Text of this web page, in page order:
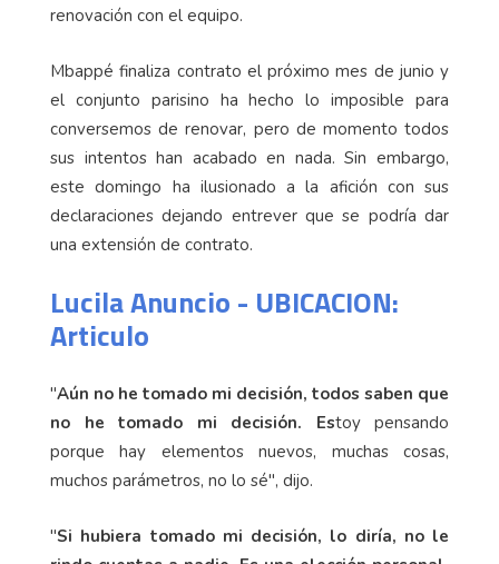
renovación con el equipo.
Mbappé finaliza contrato el próximo mes de junio y
el conjunto parisino ha hecho lo imposible para
conversemos de renovar, pero de momento todos
sus intentos han acabado en nada. Sin embargo,
este domingo ha ilusionado a la afición con sus
declaraciones dejando entrever que se podría dar
una extensión de contrato.
Lucila Anuncio - UBICACION:
Articulo
"Aún no he tomado mi decisión, todos saben que
no he tomado mi decisión. Estoy pensando
porque hay elementos nuevos, muchas cosas,
muchos parámetros, no lo sé", dijo.
"Si hubiera tomado mi decisión, lo diría, no le